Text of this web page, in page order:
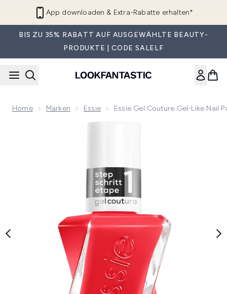
App downloaden & Extra-Rabatte erhalten*
BIS ZU 35% RABATT AUF AUSGEWÄHLTE BEAUTY-
PRODUKTE | CODE SALELF
Home Marken Essie Essie Gel Couture Gel-Like Nail
Now showing image 1 essie Gel Couture Gel-Like Nail